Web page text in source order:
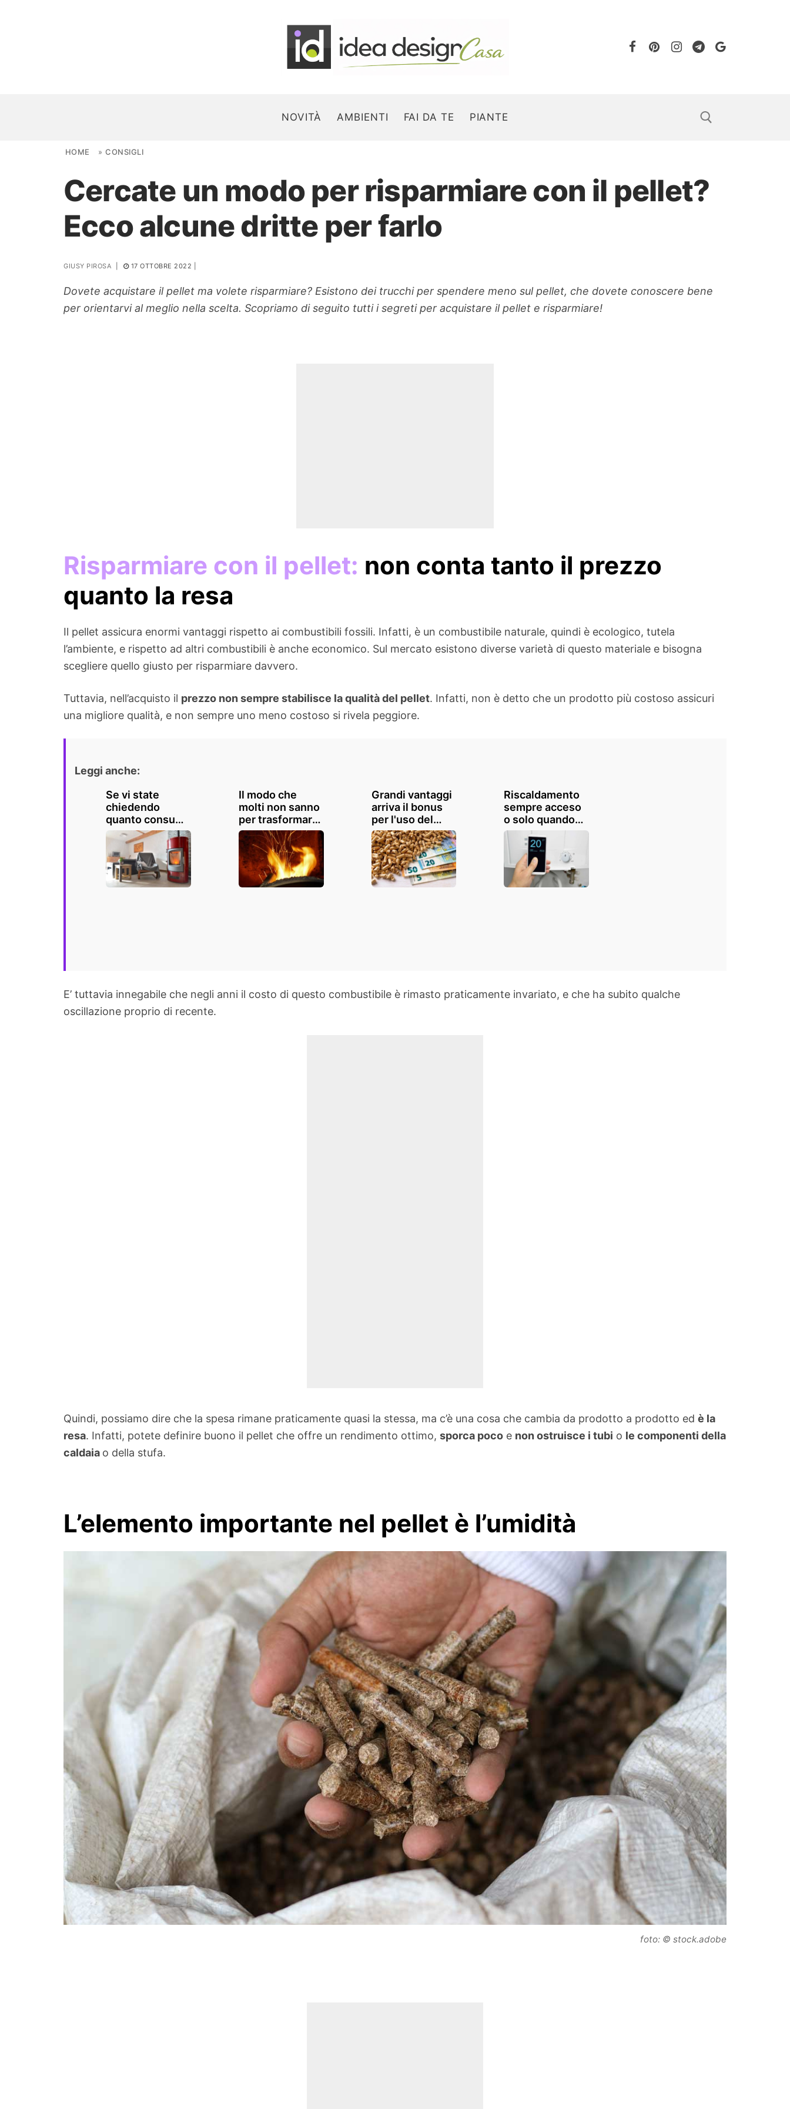
NOVITÀ AMBIENTI FAI DA TE PIANTE
Search for:
NOVITÀ
AMBIENTI
Ortaggio
Search for:
HOME »CONSIGLI
Cercate un modo per risparmiare con il pellet?
Ecco alcune dritte per farlo
GIUSY PIROSA 17 OTTOBRE 2022
Dovete acquistare il pellet ma volete risparmiare? Esistono dei trucchi per spendere meno sul pellet, che dovete conoscere bene
per orientarvi al meglio nella scelta. Scopriamo di seguito tutti i segreti per acquistare il pellet e risparmiare!
Risparmiare con il pellet: non conta tanto il prezzo
quanto la resa
Il pellet assicura enormi vantaggi rispetto ai combustibili fossili. Infatti, è un combustibile naturale, quindi è ecologico, tutela
l’ambiente, e rispetto ad altri combustibili è anche economico. Sul mercato esistono diverse varietà di questo materiale e bisogna
scegliere quello giusto per risparmiare davvero.
Tuttavia, nell’acquisto il prezzo non sempre stabilisce la qualità del pellet. Infatti, non è detto che un prodotto più costoso assicuri
una migliore qualità, e non sempre uno meno costoso si rivela peggiore.
Leggi anche:
Se vi state
chiedendo
quanto consuma
una stufa a
pellet in una
giornata, eccovi
la risposta
Il modo che
molti non sanno
per trasformare
una stufa a
pellet a stufa
nocciolino:
risparmio
garantito
Grandi vantaggi
arriva il bonus
per l'uso del
pellet, ecco tutti
i dettagli
Riscaldamento
sempre acceso
o solo quando
siamo in casa?
Quale delle due
opzioni ci fa
risparmiare di
più?
E’ tuttavia innegabile che negli anni il costo di questo combustibile è rimasto praticamente invariato, e che ha subito qualche
oscillazione proprio di recente.
Quindi, possiamo dire che la spesa rimane praticamente quasi la stessa, ma c’è una cosa che cambia da prodotto a prodotto ed è la
resa. Infatti, potete definire buono il pellet che offre un rendimento ottimo, sporca poco e non ostruisce i tubi o le componenti della
caldaia o della stufa.
L’elemento importante nel pellet è l’umidità
foto: © stock.adobe